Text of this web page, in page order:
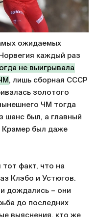
ожидаемых
каждый раз
не выигрывала
, лишь сборная СССР
золотого
ЧМ тогда
шанс был, а главный
Крамер был даже
факт, что на
Клэбо и Устюгов.
дождались – они
до последних
выяснения, кто же